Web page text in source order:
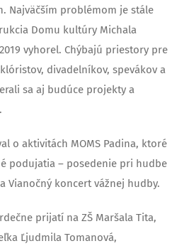
Najväčším problémom je stále
Domu kultúry Michala
vyhorel. Chýbajú priestory pre
divadelníkov, spevákov a
sa aj budúce projekty a
o aktivitách MOMS Padina, ktoré
podujatia – posedenie pri hudbe
Vianočný koncert vážnej hudby.
prijatí na ZŠ Maršala Tita,
Ľjudmila Tomanová,